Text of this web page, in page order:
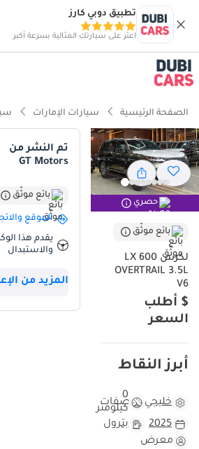
تطبيق دوبي كارز
اعثر على سيارتك المثالية بسرعة أكبر
الصفحة الرئيسية سيارات الإمارات
حصري
بائع موثّق
لكزس LX 600
OVERTRAIL 3.5L
V6
$ أطلب
السعر
أبرز النقاط
خليجي مواصفات
0
كيلومتر
2025
بترول
معرض
تم النشر من
GT Motors
بائع موثّق
الموقع
يقدم هذا
والاستبدال
المزيد من